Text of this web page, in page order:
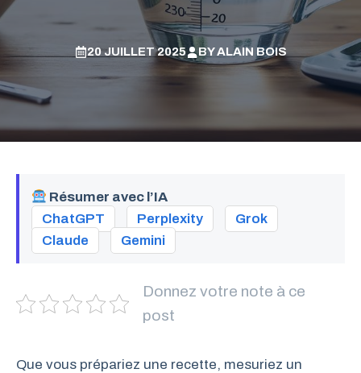
20 JUILLET 2025 BYALAIN BOIS
Résumer avec l’IA
ChatGPT
Perplexity
Grok
Claude
Gemini
Donnez votre note à ce
post
Que vous prépariez une recette, mesuriez un